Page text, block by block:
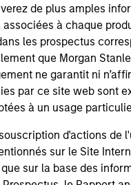
de plus amples
à chaque
les prospectus
que Morgan
ne garantit ni
par ce site web sont
à un usage
d'actions de
sur le Site
sur la base des